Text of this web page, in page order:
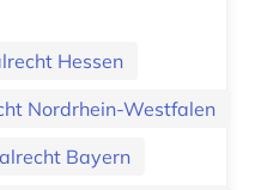
Hessen
Nordrhein-Westfalen
Bayern